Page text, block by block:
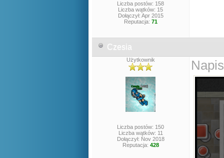
Liczba postów: 158
Liczba wątków: 15
Dołączył: Apr 2015
Reputacja: 71
Czesia
Użytkownik
Liczba postów: 150
Liczba wątków: 11
Dołączył: Nov 2018
Reputacja: 428